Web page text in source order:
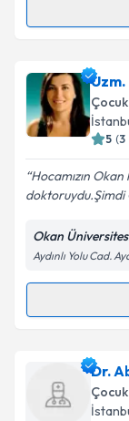
Metni
Uzm. Dr.
talebi
için bir
E-posta
Kişisel
Metni
Uzm.
Çocuk
5 (3
Hocamızın
doktoruydu.Şimdi
Okan
Aydınlı Yolu Cad.
Uzm. Dr.
oluşturun.
takvim
Dr.
Çocuk